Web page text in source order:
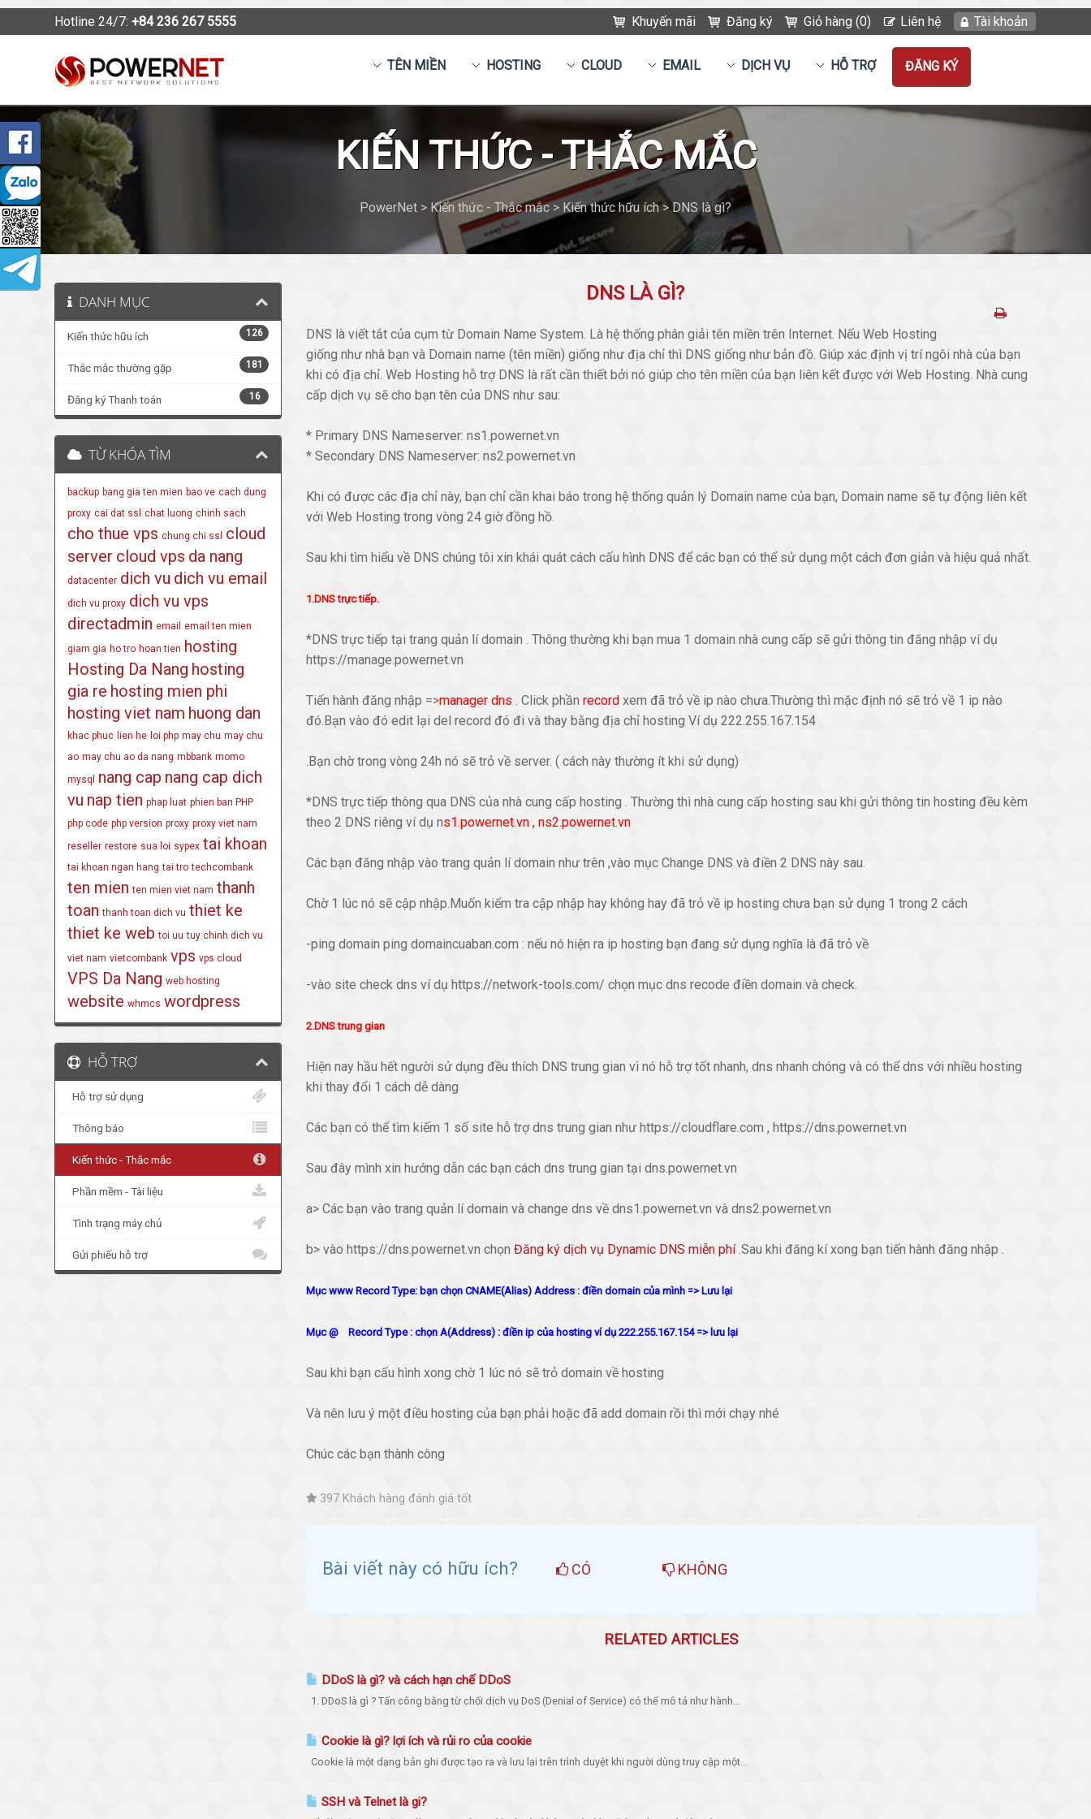
Hotline 24/7:+84 236 267 5555 Khuyến mãi Đăng ký Giỏ hàng (0) Liên hệ Tài khoản
TÊN MIỀN HOSTING CLOUD EMAIL DỊCH VỤ HỖ TRỢ ĐĂNG KÝ
KIẾN THỨC - THẮC MẮC
PowerNet > Kiến thức - Thắc mắc > Kiến thức hữu ích > DNS là gì?
DANH MỤC
126
Kiến thức hữu ích
181
Thắc mắc thường gặp
16
Đăng ký Thanh toán
DNS LÀ GÌ?
DNS là viết tắt của cụm từ Domain Name System. Là hệ thống phân giải tên miền trên Internet. Nếu Web Hosting
giống như nhà bạn và Domain name (tên miền) giống như địa chỉ thì DNS giống như bản đồ. Giúp xác định vị trí ngôi nhà của bạn
khi có địa chỉ. Web Hosting hỗ trợ DNS là rất cần thiết bởi nó giúp cho tên miền của bạn liên kết được với Web Hosting. Nhà cung
cấp dịch vụ sẽ cho bạn tên của DNS như sau:
* Primary DNS Nameserver: ns1.powernet.vn
* Secondary DNS Nameserver: ns2.powernet.vn
Khi có được các địa chỉ này, bạn chỉ cần khai báo trong hệ thống quản lý Domain name của bạn, Domain name sẽ tự động liên kết
với Web Hosting trong vòng 24 giờ đồng hồ.
Sau khi tìm hiểu về DNS chúng tôi xin khái quát cách cấu hình DNS để các bạn có thể sử dụng một cách đơn giản và hiệu quả nhất.
1.DNS trực tiếp.
*DNS trực tiếp tại trang quản lí domain . Thông thường khi bạn mua 1 domain nhà cung cấp sẽ gửi thông tin đăng nhập ví dụ
https://manage.powernet.vn
Tiến hành đăng nhập =>manager dns . Click phầnrecord xem đã trỏ về ip nào chưa.Thường thì mặc định nó sẽ trỏ về 1 ip nào
đó.Bạn vào đó edit lại del record đó đi và thay bằng địa chỉ hosting Ví dụ 222.255.167.154
.Bạn chờ trong vòng 24h nó sẽ trỏ về server. ( cách này thường ít khi sử dụng)
*DNS trực tiếp thông qua DNS của nhà cung cấp hosting . Thường thì nhà cung cấp hosting sau khi gửi thông tin hosting đều kèm
theo 2 DNS riêng ví dụ ns1.powernet.vn , ns2.powernet.vn
Các bạn đăng nhập vào trang quản lí domain như trên ,vào mục Change DNS và điền 2 DNS này sau.
Chờ 1 lúc nó sẽ cập nhập.Muốn kiểm tra cập nhập hay không hay đã trỏ về ip hosting chưa bạn sử dụng 1 trong 2 cách
-ping domain ping domaincuaban.com : nếu nó hiện ra ip hosting bạn đang sử dụng nghĩa là đã trỏ về
-vào site check dns ví dụ https://network-tools.com/ chọn mục dns recode điền domain và check.
2.DNS trung gian
Hiện nay hầu hết người sử dụng đều thích DNS trung gian vì nó hỗ trợ tốt nhanh, dns nhanh chóng và có thể dns với nhiều hosting
khi thay đổi 1 cách dễ dàng
Các bạn có thể tìm kiếm 1 số site hỗ trợ dns trung gian như https://cloudflare.com , https://dns.powernet.vn
Sau đây mình xin hướng dẫn các bạn cách dns trung gian tại dns.powernet.vn
a> Các bạn vào trang quản lí domain và change dns về dns1.powernet.vn và dns2.powernet.vn
b> vào https://dns.powernet.vn chọnĐăng ký dịch vụ Dynamic DNS miễn phí.Sau khi đăng kí xong bạn tiến hành đăng nhập .
Mục www Record Type: bạn chọn CNAME(Alias) Address : điền domain của mình => Lưu lại
Mục @ Record Type : chọn A(Address) : điền ip của hosting ví dụ 222.255.167.154 => lưu lại
Sau khi bạn cấu hình xong chờ 1 lúc nó sẽ trỏ domain về hosting
Và nên lưu ý một điều hosting của bạn phải hoặc đã add domain rồi thì mới chạy nhé
Chúc các bạn thành công
397 Khách hàng đánh giá tốt
Bài viết này có hữu ích? CÓ KHÔNG
RELATED ARTICLES
DDoS là gì? và cách hạn chế DDoS
1. DDoS là gì ? Tấn công bằng từ chối dịch vụ DoS (Denial of Service) có thể mô tả như hành...
Cookie là gì? lợi ích và rủi ro của cookie
Cookie là một dạng bản ghi được tạo ra và lưu lại trên trình duyệt khi người dùng truy cập một...
SSH và Telnet là gi?
TỪ KHÓA TÌM
backup bang gia ten mien bao ve cach dung
proxy cai dat ssl chat luong chinh sach
cho thue vps chung chi ssl
cloud
server cloud vps da nang
datacenter dich vu dich vu email
dich vu proxy dich vu vps
directadmin email
email ten mien
giam gia ho tro hoan tien hosting
Hosting Da Nang hosting
gia re hosting mien phi
hosting viet nam huong dan
khac phuc lien he loi php may chu may chu
ao may chu ao da nang mbbank momo
mysql
nang cap nang cap dich
vu nap tien phap luat phien ban PHP
php code php version proxy proxy viet nam
reseller restore sua loi sypex tai khoan
tai khoan ngan hang tai tro techcombank
ten mien ten mien viet nam thanh
toan thanh toan dich vu thiet ke
thiet ke web toi uu tuy chinh dich vu
viet nam vietcombank vps vps cloud
VPS Da Nang web hosting
website whmcs wordpress
HỖ TRỢ
Hỗ trợ sử dụng
Thông báo
Kiến thức - Thắc mắc
Phần mềm - Tài liệu
Tình trạng máy chủ
Gửi phiếu hỗ trợ